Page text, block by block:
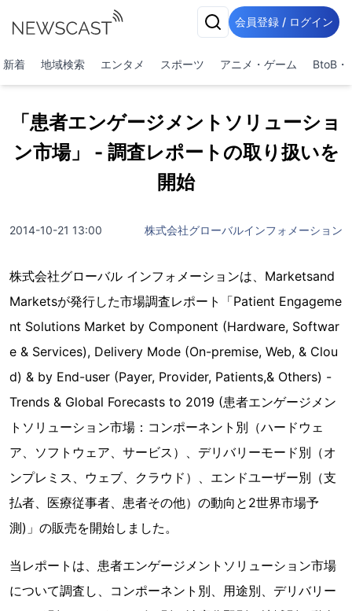
会員登録 / ログイン
新着 地域検索 エンタメ スポーツ アニメ・ゲーム BtoB・
「患者エンゲージメントソリューショ
ン市場」 - 調査レポートの取り扱いを
開始
2014-10-21 13:00 株式会社グローバルインフォメーション
株式会社グローバル インフォメーションは、Marketsand
Marketsが発行した市場調査レポート「Patient Engageme
nt Solutions Market by Component (Hardware, Softwar
e & Services), Delivery Mode (On-premise, Web, & Clou
d) & by End-user (Payer, Provider, Patients,& Others) -
Trends & Global Forecasts to 2019 (患者エンゲージメン
トソリューション市場：コンポーネント別（ハードウェ
ア、ソフトウェア、サービス）、デリバリーモード別（オ
ンプレミス、ウェブ、クラウド）、エンドユーザー別（支
払者、医療従事者、患者その他）の動向と2世界市場予
測)」の販売を開始しました。
当レポートは、患者エンゲージメントソリューション市場
について調査し、コンポーネント別、用途別、デリバリー